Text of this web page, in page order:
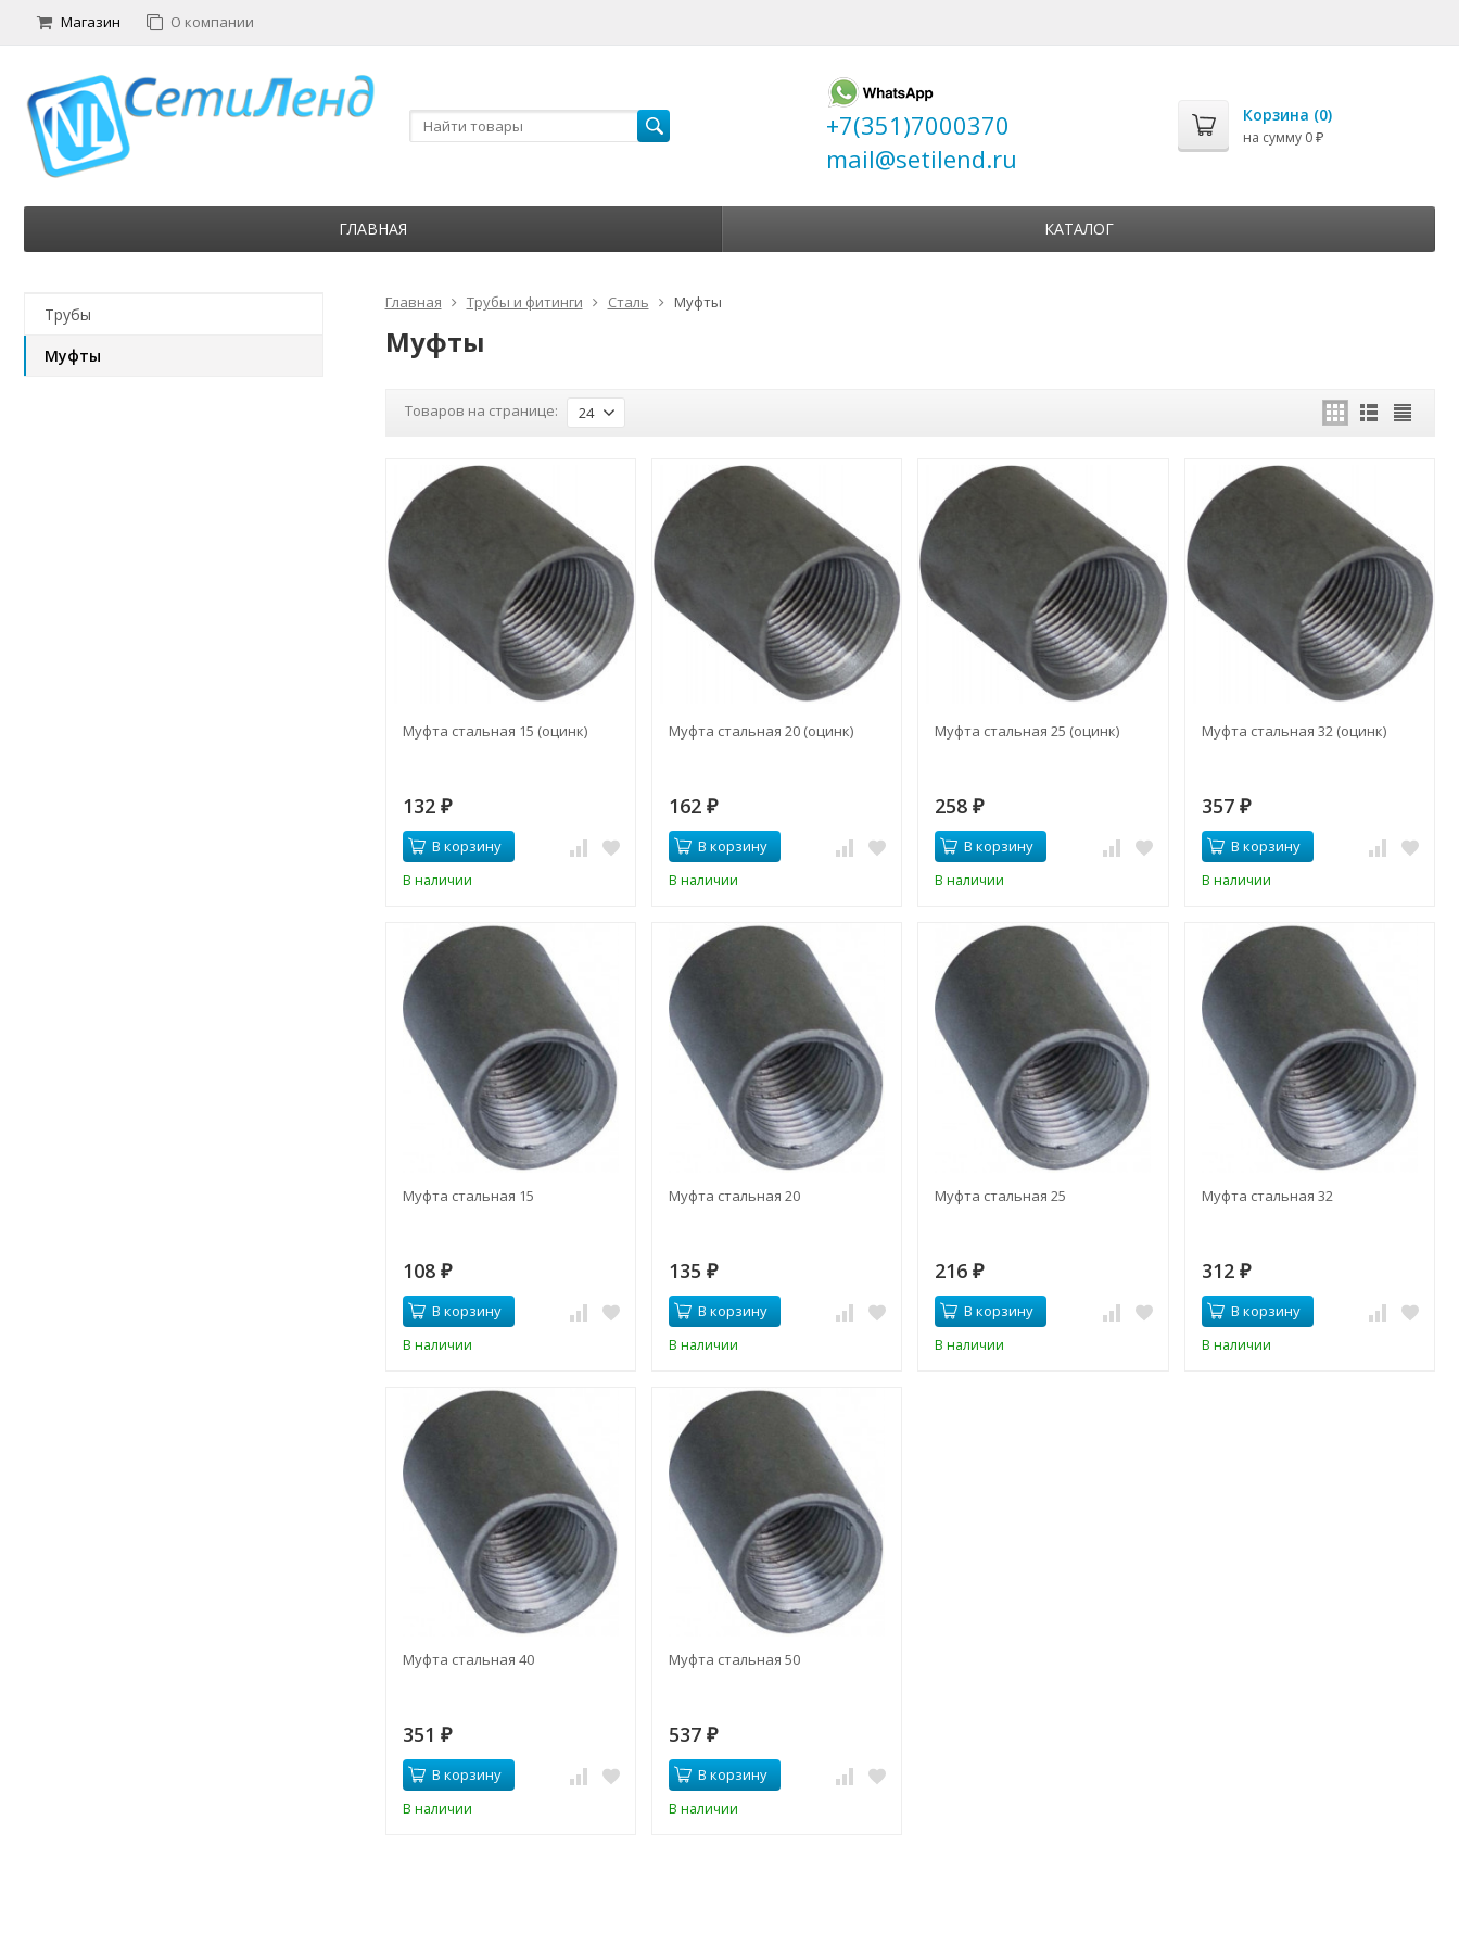
Магазин О компании
+7(351)7000370
mail@setilend.ru
Корзина (0)
на сумму 0 ₽
ГЛАВНАЯ КАТАЛОГ
Главная Трубы и фитинги Сталь Муфты
Муфты
Товаров на странице: 24
Муфта стальная 15 (оцинк)
132 ₽
В корзину
В наличии
Муфта стальная 20 (оцинк)
162 ₽
В корзину
В наличии
Муфта стальная 25 (оцинк)
258₽
В корзину
В наличии
Муфта стальная 32 (оцинк)
357 ₽
В корзину
В наличии
Муфта стальная 15
108 ₽
В корзину
В наличии
Муфта стальная 20
135 ₽
В корзину
В наличии
Муфта стальная 25
216₽
В корзину
В наличии
Муфта стальная 32
312 ₽
В корзину
В наличии
Муфта стальная 40
351 ₽
В корзину
В наличии
Муфта стальная 50
537 ₽
В корзину
В наличии
Трубы
Муфты